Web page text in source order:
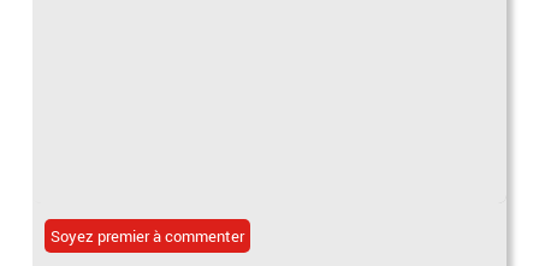
Soyez premier à commenter